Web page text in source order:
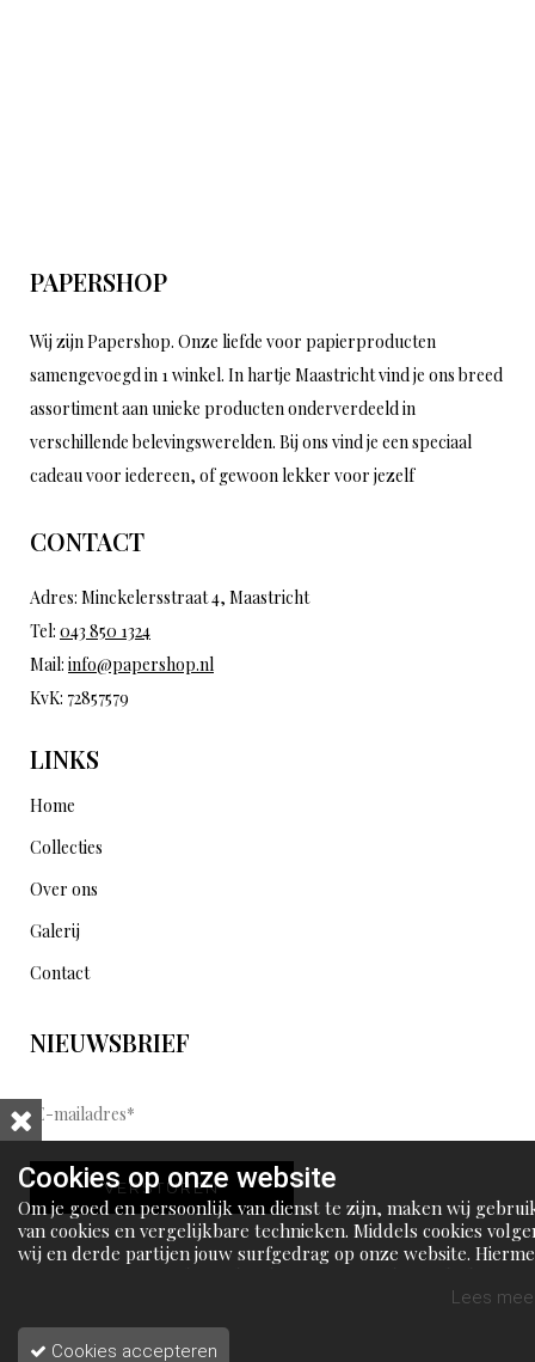
PAPERSHOP
Wij zijn Papershop. Onze liefde voor papierproducten
samengevoegd in 1 winkel. In hartje Maastricht vind je ons breed
assortiment aan unieke producten onderverdeeld in
verschillende belevingswerelden. Bij ons vind je een speciaal
cadeau voor iedereen, of gewoon lekker voor jezelf
CONTACT
Adres: Minckelersstraat 4, Maastricht
Tel: 043 850 1324
Mail: info@papershop.nl
KvK: 72857579
LINKS
Home
Collecties
Over ons
Galerij
Contact
NIEUWSBRIEF
E
-
m
a
i
l
d
VERSTUREN
Cookies op onze website
Om je goed en persoonlijk van dienst te zijn, maken wij
van cookies en vergelijkbare technieken. Middels cookies
wij en derde partijen jouw surfgedrag op onze website.
Lees
Cookies accepteren